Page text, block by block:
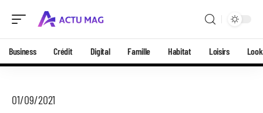
Business Crédit Digital Famille Habitat Loisirs Look
01/09/2021